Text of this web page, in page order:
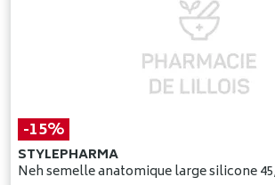
-15%
STYLEPHARMA
Neh semelle anatomique large silicone